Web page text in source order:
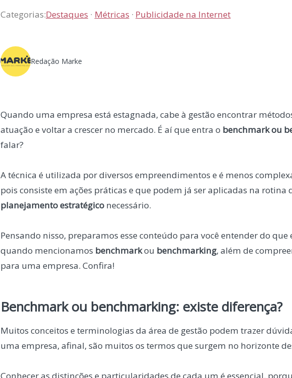
Categorias:Destaques Métricas Publicidade na Internet
Redação Marke
Quando uma empresa está estagnada, cabe à gestão encontrar
atuação e voltar a crescer no mercado. É aí que entra o benchmark ou
falar?
A técnica é utilizada por diversos empreendimentos e é menos
pois consiste em ações práticas e que podem já ser aplicadas na rotina
planejamento estratégico necessário.
Pensando nisso, preparamos esse conteúdo para você entender do
quando mencionamos benchmarkou benchmarking, além de
para uma empresa. Confira!
Benchmark ou benchmarking: existe diferença?
Muitos conceitos e terminologias da área de gestão podem trazer
uma empresa, afinal, são muitos os termos que surgem no horizonte
Conhecer as distinções e particularidades de cada um é essencial,